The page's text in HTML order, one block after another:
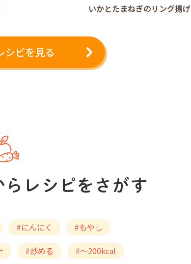
いかとたまねぎのリング揚げ
シピを見る
#にんにく
#もやし
#炒める #～200kcal